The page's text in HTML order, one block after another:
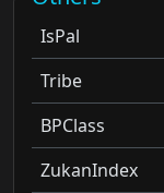
IsPal
Tribe
BPClass
ZukanIndex